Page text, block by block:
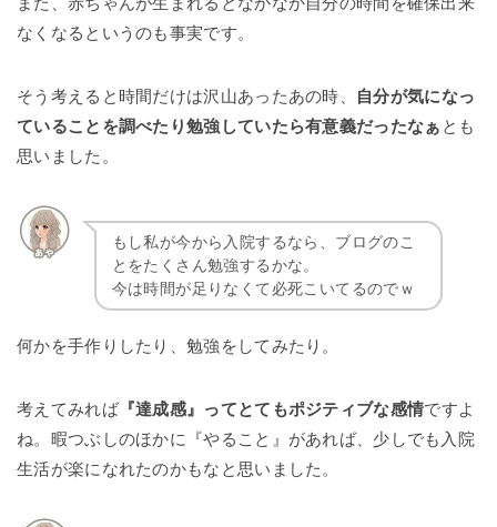
なくなるというのも事実です。
そう考えると時間だけは沢山あったあの時、
自分が気になっ
ていることを調べたり勉強していたら有意義だったなぁ とも
思いました。
もし私が今から入院するなら、ブログのこ
とをたくさん勉強するかな。
今は時間が足りなくて必死こいてるのでｗ
何かを手作りしたり、勉強をしてみたり。
考えてみれば『達成感』ってとてもポジティブな感情ですよ
ね。暇つぶしのほかに『やること』があれば、少しでも入院
生活が楽になれたのかもなと思いました。